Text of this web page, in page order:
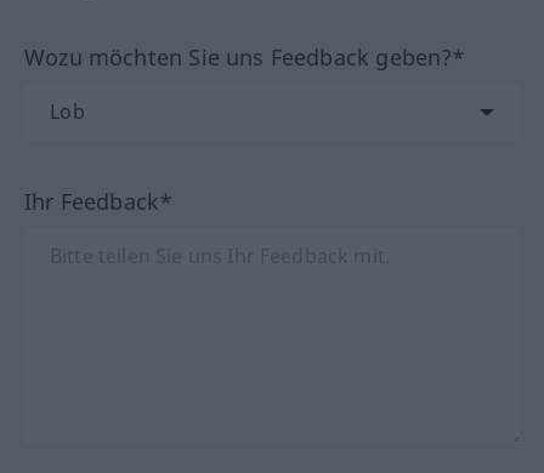
Wozu möchten Sie uns Feedback geben?*
Ihr Feedback*